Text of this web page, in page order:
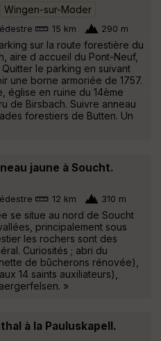
Wingen-sur-Moder
15 km 290 m
sur la route forestière du
aire d accueil du Pont-Neuf,
le parking en suivant
une borne armoriée de 1757.
église en ruine du 14ème
de Birsbach. Suivre anneau
forestiers de Butten. Un
jaune à Soucht.
12 km 310 m
se situe au nord de Soucht
principalement sous
les rochers sont des
Curiosités ; abri du
de bûcherons rénovée),
14 saints auxiliateurs),
»
à la Pauluskapell.